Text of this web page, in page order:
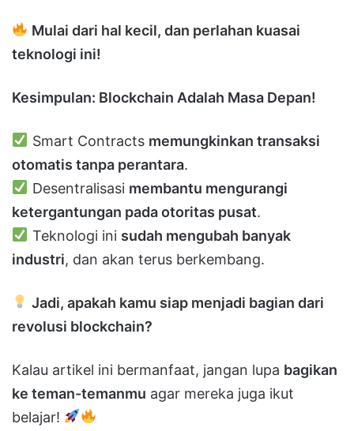
Mulai dari hal kecil, dan perlahan kuasai
teknologi ini!
Kesimpulan: Blockchain Adalah Masa Depan!
Smart Contracts memungkinkan transaksi
otomatis tanpa perantara.
Desentralisasi membantu mengurangi
ketergantungan pada otoritas pusat.
Teknologi ini sudah mengubah banyak
industri, dan akan terus berkembang.
Jadi, apakah kamu siap menjadi bagian dari
revolusi blockchain?
Kalau artikel ini bermanfaat, jangan lupa bagikan
ke teman-temanmu agar mereka juga ikut
belajar!